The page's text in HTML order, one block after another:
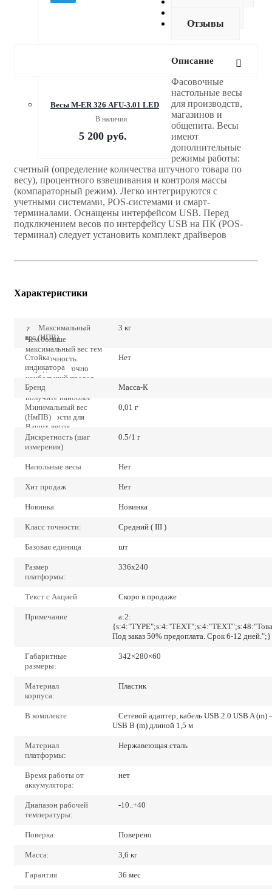
Весы M-ER 326 AFU-3.01 LED
В наличии
5 200руб.
Отзывы
Описание
Фасовочные
настольные весы
для производств,
магазинов и
общепита. Весы
имеют
дополнительные
режимы работы:
счетный (определение количества штучного товара по
весу), процентного взвешивания и контроля массы
(компараторный режим). Легко интегрируются с
учетными системами, POS-системами и смарт-
терминалами. Оснащены интерфейсом USB. Перед
подключением весов по интерфейсу USB на ПК (POS-
терминал) следует установить комплект драйверов
Характеристики
?
Чем больше
максимальный вес тем
ниже точность.
Определите точно
наибольший предел
взвешивания и Вы
получите наиболее
низкие значения
погрешности для
Ваших весов.
Максимальный
вес (НПВ)
3 кг
Стойка
индикатора
Нет
Бренд Масса-К
Минимальный вес
(НмПВ)
0,01 г
Дискретность (шаг
измерения)
0.5/1 г
Напольные весы Нет
Хит продаж Нет
Новинка Новинка
Класс точности: Средний ( III )
Базовая единица шт
Размер
платформы:
336х240
Текст с Акцией Скоро в продаже
Примечание
a:2:
Под заказ 50% предоплата. Срок 6-12 дней.";}
Габаритные
размеры:
342×280×60
Материал
корпуса:
Пластик
В комплекте
Сетевой адаптер, кабель USB 2.0 USB A (m)
USB B (m) длиной 1,5 м
Материал
платформы:
Нержавеющая сталь
Время работы от
аккумулятора:
нет
Диапазон рабочей
температуры:
-10..+40
Поверка: Поверено
Масса: 3,6 кг
Гарантия 36 мес